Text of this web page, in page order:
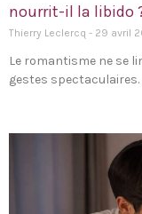
nourrit-il la libido
Thierry Leclercq 29 avril
Le romantisme ne se
gestes spectaculaires.